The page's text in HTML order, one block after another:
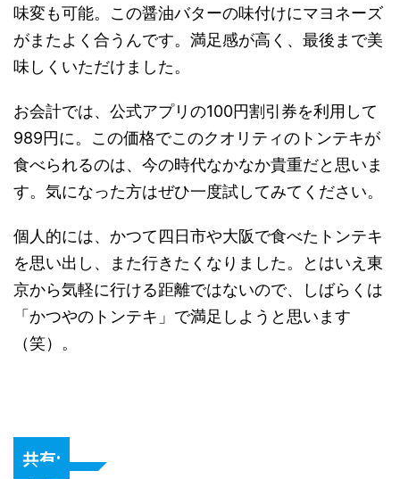
味変も可能。この醤油バターの味付けにマヨネーズ
がまたよく合うんです。満足感が高く、最後まで美
味しくいただけました。
お会計では、公式アプリの100円割引券を利用して
989円に。この価格でこのクオリティのトンテキが
食べられるのは、今の時代なかなか貴重だと思いま
す。気になった方はぜひ一度試してみてください。
個人的には、かつて四日市や大阪で食べたトンテキ
を思い出し、また行きたくなりました。とはいえ東
京から気軽に行ける距離ではないので、しばらくは
「かつやのトンテキ」で満足しようと思います
（笑）。
共有: